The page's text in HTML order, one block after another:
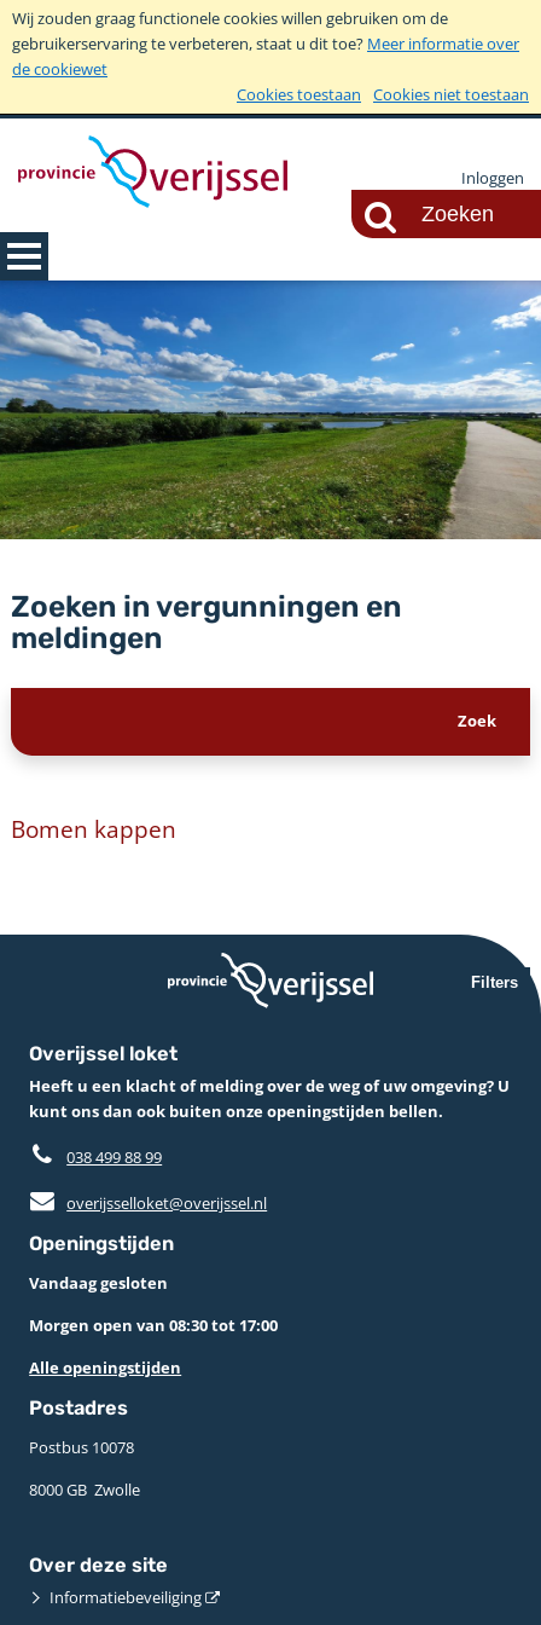
Wij zouden graag functionele cookies willen gebruiken om de
gebruikerservaring te verbeteren, staat u dit toe? Meer informatie over
de cookiewet
Cookies toestaan
Cookies niet toestaan
Inloggen
Zoeken in vergunningen en
meldingen
Bomen kappen
Filters
Overijssel loket
Heeft u een klacht of melding over de weg of uw omgeving? U
kunt ons dan ook buiten onze openingstijden bellen.
038 499 88 99
overijsselloket@overijssel.nl
Openingstijden
Vandaag gesloten
Morgen open van 08:30 tot 17:00
Alle openingstijden
Postadres
Postbus 10078 ­
8000 GB ­ Zwolle
Over deze site
Informatiebeveiliging